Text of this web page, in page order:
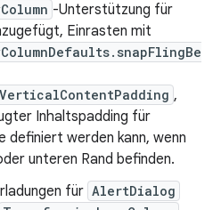
-Unterstützung für
Einrasten mit
,
Inhaltspadding für
definiert werden kann, wenn
unteren Rand befinden.
für AlertDialog